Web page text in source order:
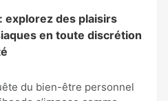
explorez des plaisirs
en toute discrétion
du bien-être personnel